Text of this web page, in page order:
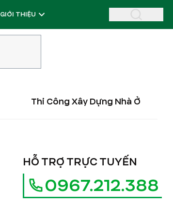
GIỚI THIỆU
Thi Công Xây Dựng Nhà Ở
HỖ TRỢ TRỰC TUYẾN
0967.212.388